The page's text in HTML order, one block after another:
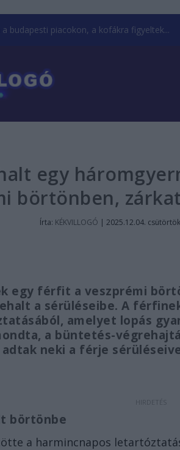
a budapesti piacokon, a kofákra figyeltek...
egy
börtönben,
Írta: KÉKVILLOGÓ | 2025.12.04. csütörtök
egy férfit a veszprémi
a sérüléseibe. A
amelyet lopás
a büntetés-
neki a férje
börtönbe
a harmincnapos